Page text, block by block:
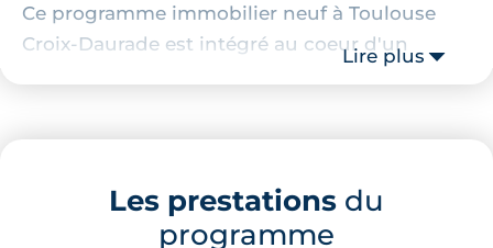
Ce programme immobilier neuf à Toulouse
Croix-Daurade est intégré au coeur d'un
domaine paysagé généreux et engazonné,
quartier. Aussi, à quelques mètres de la
Maourine, ainsi que lastation de métro
. Par ailleurs, au pied de la
Lire plus
Les prestations du
programme